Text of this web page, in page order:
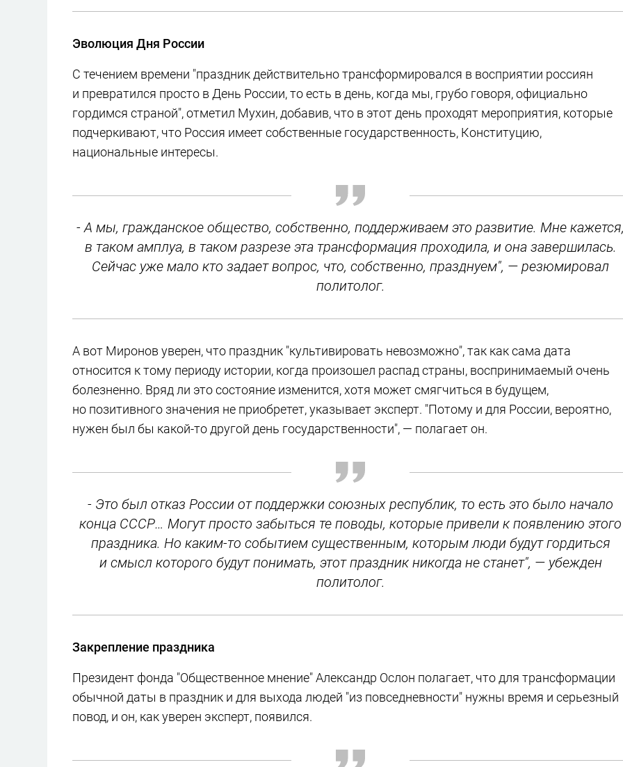
Эволюция Дня России
С течением времени "праздник действительно трансформировался в восприятии россиян
и превратился просто в День России, то есть в день, когда мы, грубо говоря, официально
гордимся страной", отметил Мухин, добавив, что в этот день проходят мероприятия, которые
подчеркивают, что Россия имеет собственные государственность, Конституцию,
национальные интересы.
- А мы, гражданское общество, собственно, поддерживаем это развитие. Мне
в таком амплуа, в таком разрезе эта трансформация проходила, и она завершилась.
Сейчас уже мало кто задает вопрос, что, собственно, празднуем", — резюмировал
политолог.
А вот Миронов уверен, что праздник "культивировать невозможно", так как сама дата
относится к тому периоду истории, когда произошел распад страны, воспринимаемый очень
болезненно. Вряд ли это состояние изменится, хотя может смягчиться в будущем,
но позитивного значения не приобретет, указывает эксперт. "Потому и для России, вероятно,
нужен был бы какой-то другой день государственности", — полагает он.
- Это был отказ России от поддержки союзных республик, то есть это было начало
конца СССР… Могут просто забыться те поводы, которые привели к появлению этого
праздника. Но каким-то событием существенным, которым люди будут гордиться
и смысл которого будут понимать, этот праздник никогда не станет", — убежден
политолог.
Закрепление праздника
Президент фонда "Общественное мнение" Александр Ослон полагает, что для трансформации
обычной даты в праздник и для выхода людей "из повседневности" нужны время и серьезный
повод, и он, как уверен эксперт, появился.